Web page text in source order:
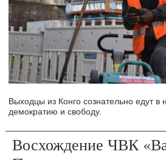
Выходцы из Конго сознательно едут в
демократию и свободу.
Восхождение ЧВК